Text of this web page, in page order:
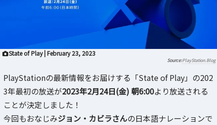
State of Play | February 23, 2023
PlayStation.Blog
PlayStationの最新情報をお届けする「State of Play」の202
3年最初の放送が2023年2月24日(金) 朝6:00より放送される
ことが決定しました！
今回もおなじみジョン・カビラさんの日本語ナレーションで